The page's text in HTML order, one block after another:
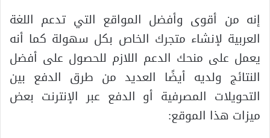
إنه من أقوى وأفضل المواقع التي تدعم اللغة
العربية لإنشاء متجرك الخاص بكل سهولة كما أنه
يعمل على منحك الدعم اللازم للحصول على أفضل
النتائج ولديه أيضًا العديد من طرق الدفع بين
التحويلات المصرفية أو الدفع عبر الإنترنت بعض
ميزات هذا الموقع: